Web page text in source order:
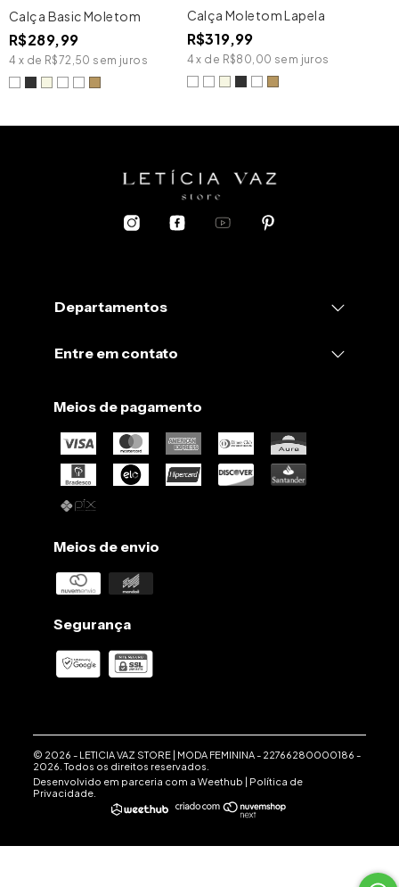
Calça Basic Moletom
R$289,99
4 x de R$72,50 sem juros
Calça Moletom Lapela
R$319,99
4 x de R$80,00 sem juros
Departamentos
Entre em contato
Meios de pagamento
Meios de envio
Segurança
© 2026 - LETICIA VAZ STORE | MODA FEMININA- 22766280000186 -
2026. Todos os direitos reservados.
Desenvolvido em parceria com aWeethub | Política de
Privacidade